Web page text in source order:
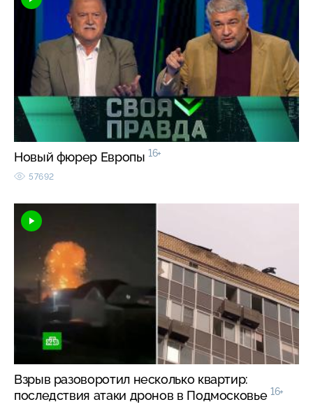
Новый фюрер Европы 16+
57692
Взрыв разоворотил несколько квартир:
последствия атаки дронов в Подмосковье 16+